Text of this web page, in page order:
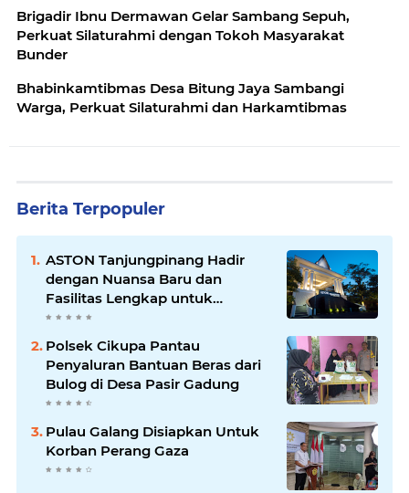
Brigadir Ibnu Dermawan Gelar Sambang Sepuh,
Perkuat Silaturahmi dengan Tokoh Masyarakat
Bunder
Bhabinkamtibmas Desa Bitung Jaya Sambangi
Warga, Perkuat Silaturahmi dan Harkamtibmas
Berita Terpopuler
ASTON Tanjungpinang Hadir
dengan Nuansa Baru dan
Fasilitas Lengkap untuk
Kenyamanan Tamu
Polsek Cikupa Pantau
Penyaluran Bantuan Beras dari
Bulog di Desa Pasir Gadung
Pulau Galang Disiapkan Untuk
Korban Perang Gaza